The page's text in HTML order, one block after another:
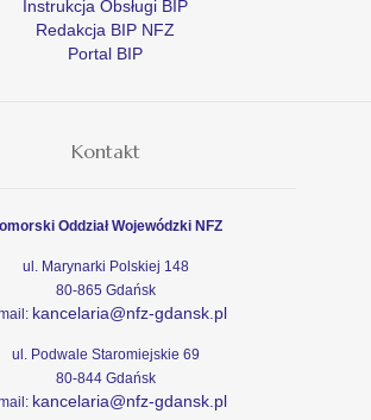
Instrukcja Obsługi BIP
Redakcja BIP NFZ
Portal BIP
Kontakt
Oddział Wojewódzki NFZ
ul. Marynarki Polskiej 148
80-865 Gdańsk
kancelaria@nfz-gdansk.pl
ul. Podwale Staromiejskie 69
80-844 Gdańsk
kancelaria@nfz-gdansk.pl